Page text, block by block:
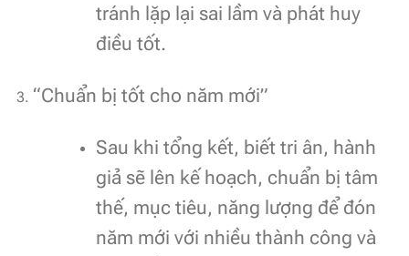
tránh lặp lại sai lầm và phát huy
điều tốt.
“Chuẩn bị tốt cho năm mới”
Sau khi tổng kết, biết tri ân, hành
giả sẽ lên kế hoạch, chuẩn bị tâm
thế, mục tiêu, năng lượng để đón
năm mới với nhiều thành công và